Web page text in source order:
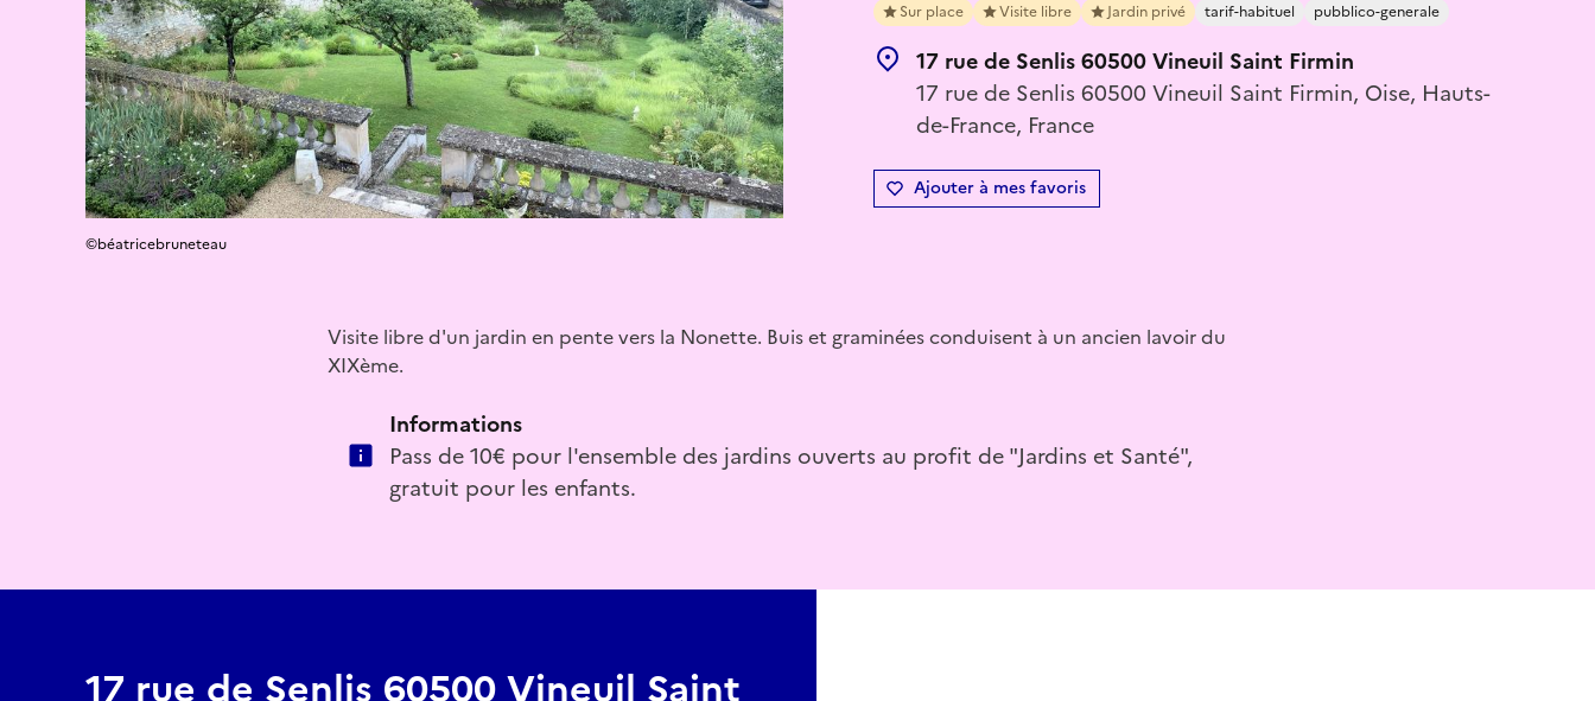
Sur place Visite libre Jardin privé tarif-habituel pubblico-generale
17 rue de Senlis 60500 Vineuil Saint Firmin
17 rue de Senlis 60500 Vineuil Saint Firmin, Oise, Hauts-
de-France, France
Ajouter à mes favoris
©béatricebruneteau
Visite libre d'un jardin en pente vers la Nonette. Buis et graminées conduisent à un ancien lavoir du
XIXème.
Informations
Pass de 10€ pour l'ensemble des jardins ouverts au profit de "Jardins et Santé",
gratuit pour les enfants.
17 rue de Senlis 60500 Vineuil Saint